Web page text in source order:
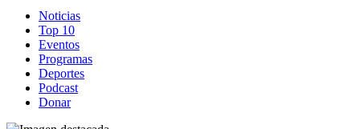
Noticias
Top 10
Eventos
Programas
Deportes
Podcast
Donar